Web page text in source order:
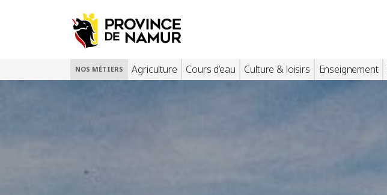
NOS MÉTIERS Agriculture Cours d’eau Culture & loisirs Enseignement